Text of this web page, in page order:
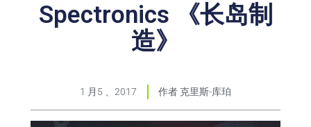
Spectronics 《长岛制
造》
1 月5 、2017 作者 克里斯-库珀